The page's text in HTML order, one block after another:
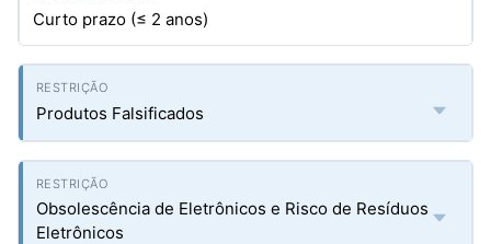
Curto prazo (≤ 2 anos)
Produtos Falsificados
Obsolescência de Eletrônicos e Risco de Resíduos
Eletrônicos